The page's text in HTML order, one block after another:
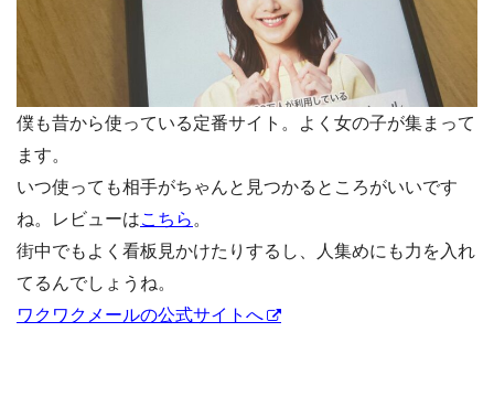
僕も昔から使っている定番サイト。よく女の子が集まって
ます。
いつ使っても相手がちゃんと見つかるところがいいです
ね。レビューはこちら 。
街中でもよく看板見かけたりするし、人集めにも力を入れ
てるんでしょうね。
ワクワクメールの公式サイトへ